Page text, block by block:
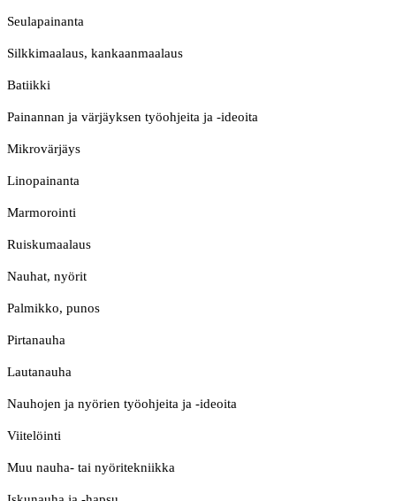
Seulapainanta
Silkkimaalaus, kankaanmaalaus
Batiikki
Painannan ja värjäyksen työohjeita ja -ideoita
Mikrovärjäys
Linopainanta
Marmorointi
Ruiskumaalaus
Nauhat, nyörit
Palmikko, punos
Pirtanauha
Lautanauha
Nauhojen ja nyörien työohjeita ja -ideoita
Viitelöinti
Muu nauha- tai nyöritekniikka